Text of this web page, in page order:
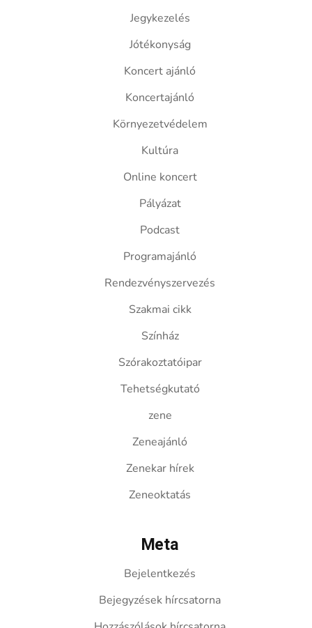
Jegykezelés
Jótékonyság
Koncert ajánló
Koncertajánló
Környezetvédelem
Kultúra
Online koncert
Pályázat
Podcast
Programajánló
Rendezvényszervezés
Szakmai cikk
Színház
Szórakoztatóipar
Tehetségkutató
zene
Zeneajánló
Zenekar hírek
Zeneoktatás
Meta
Bejelentkezés
Bejegyzések hírcsatorna